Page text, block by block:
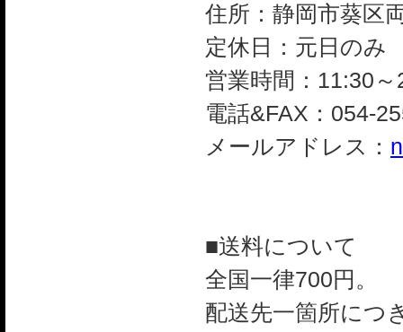
住所：静岡市葵区
定休日：元日のみ
営業時間：11:30～
電話&FAX：054-
メールアドレス：
■送料について
全国一律700円。
配送先一箇所につ